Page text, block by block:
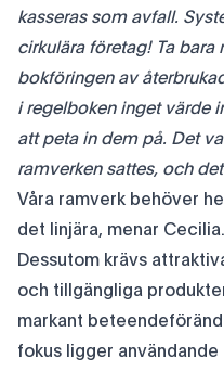
kasseras som avfall.
cirkulära företag! Ta bara
bokföringen av
i regelboken inget värde
att peta in dem på. Det
ramverken sattes, och
Våra ramverk behöver
det linjära, menar
Dessutom krävs
och tillgängliga
markant
fokus ligger